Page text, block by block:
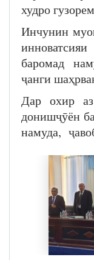
худро
Инчунин
баромад
ҷанги
Дар охир
донишҷӯён
намуда,